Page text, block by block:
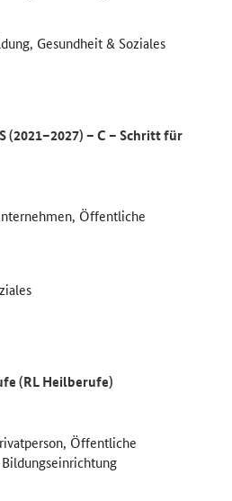
Gesundheit & Soziales
(2021–2027) – C – Schritt für
Öffentliche
(RL Heilberufe)
Öffentliche